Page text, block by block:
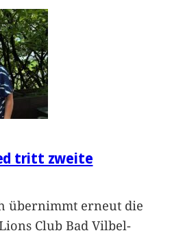
tritt zweite
übernimmt erneut die
Club Bad Vilbel-